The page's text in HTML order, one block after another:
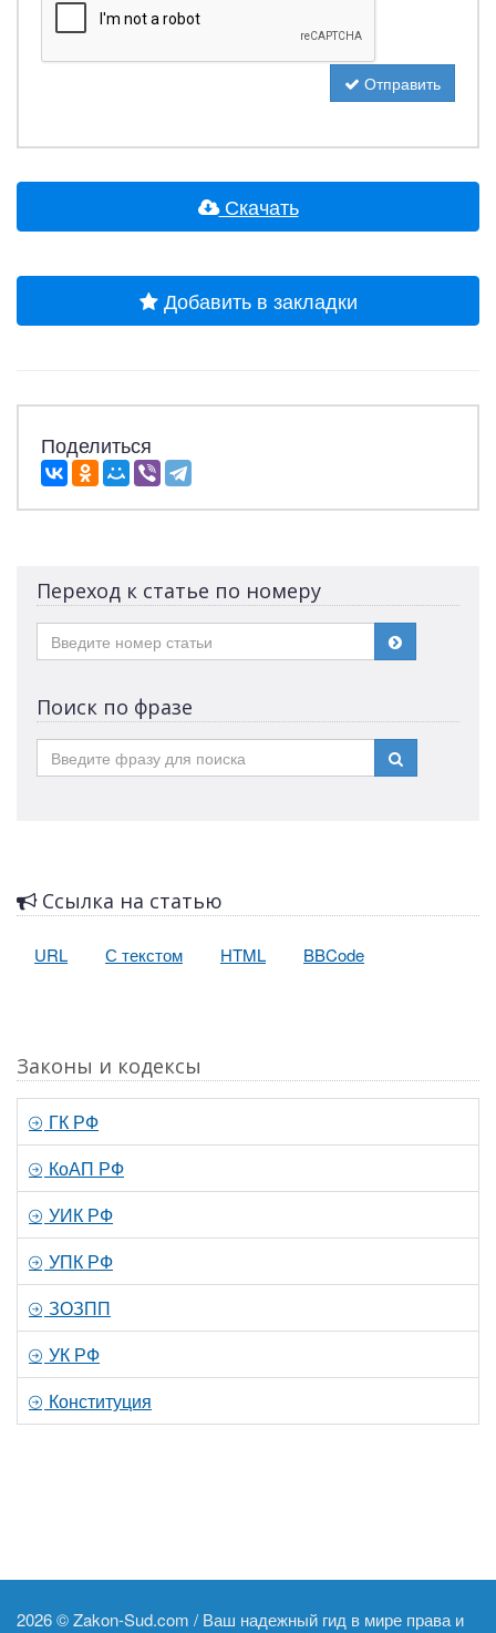
Отправить
Скачать
Добавить в закладки
Поделиться
Переход к статье по номеру
Поиск по фразе
Ссылка на статью
URL С текстом HTML BBCode
Законы и кодексы
ГК РФ
КоАП РФ
УИК РФ
УПК РФ
ЗОЗПП
УК РФ
Конституция
2026 ©Zakon-Sud.com / Ваш надежный гид в мире права и